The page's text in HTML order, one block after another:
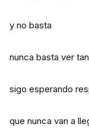
y no basta
nunca basta ver
sigo esperando
que nunca van a